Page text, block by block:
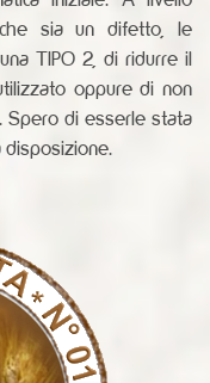
sia un difetto, le
TIPO 2, di ridurre il
oppure di non
Spero di esserle stata
disposizione.